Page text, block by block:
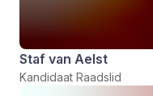
Staf van Aelst
Kandidaat Raadslid